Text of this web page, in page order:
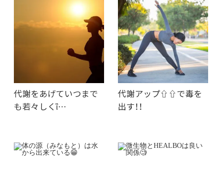
代謝をあげていつまで
も若々しくἳ…
代謝アップ⇧⇧で毒を
出す！！